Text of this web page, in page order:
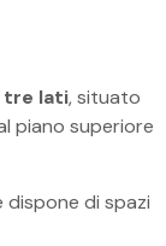
tre lati, situato
piano superiore
di spazi